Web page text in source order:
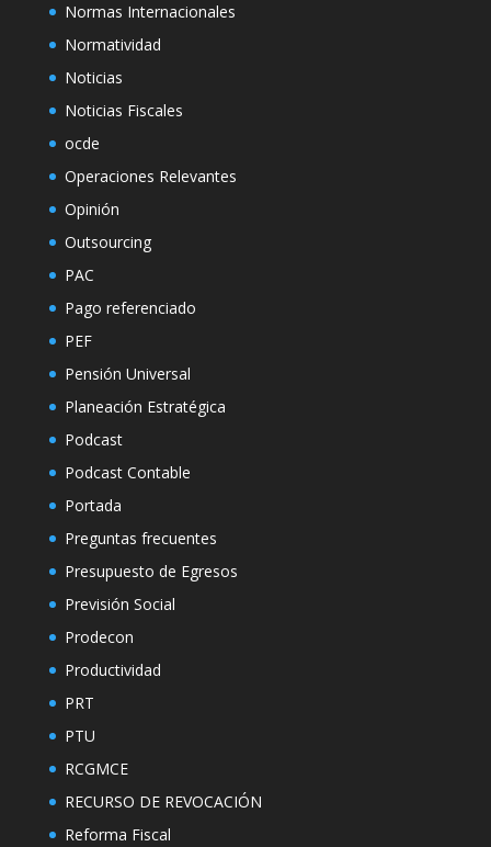
Normas Internacionales
Normatividad
Noticias
Noticias Fiscales
ocde
Operaciones Relevantes
Opinión
Outsourcing
PAC
Pago referenciado
PEF
Pensión Universal
Planeación Estratégica
Podcast
Podcast Contable
Portada
Preguntas frecuentes
Presupuesto de Egresos
Previsión Social
Prodecon
Productividad
PRT
PTU
RCGMCE
RECURSO DE REVOCACIÓN
Reforma Fiscal